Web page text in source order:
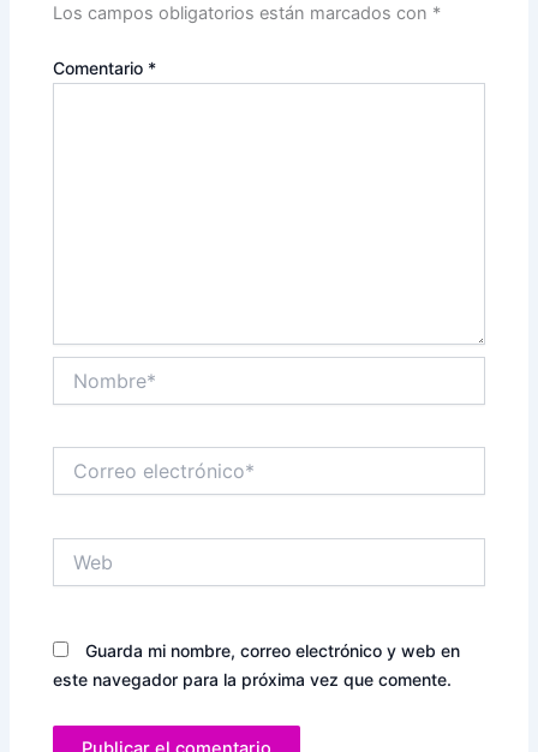
Los campos obligatorios están marcados con *
Comentario *
electrónico*
Guarda mi nombre, correo electrónico y web en
este navegador para la próxima vez que comente.